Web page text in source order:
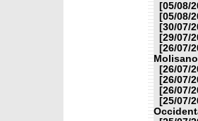
[05/08/
[05/08/
[30/07/
[29/07/
[26/07/
Molisano
[26/07/
[26/07/
[26/07/
[25/07/